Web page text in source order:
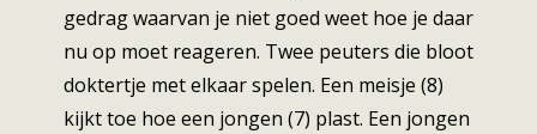
gedrag waarvan je niet goed weet hoe je daar
nu op moet reageren. Twee peuters die bloot
doktertje met elkaar spelen. Een meisje (8)
kijkt toe hoe een jongen (7) plast. Een jongen